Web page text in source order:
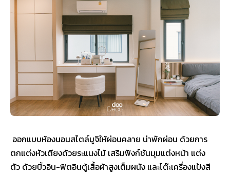
ออกแบบห้องนอนสไตล์มูจิให้ผ่อนคลาย น่าพักผ่อน ด้วยการ
ตกแต่งหัวเตียงด้วยระแนงไม้ เสริมฟังก์ชันมุมแต่งหน้า แต่ง
ตัว ด้วยบิ้วอิน-ฟิตอินตู้เสื้อผ้าสูงเต็มผนัง และโต๊ะเครื่องแป้งสี